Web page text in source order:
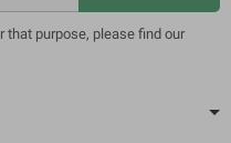
that purpose, please find our